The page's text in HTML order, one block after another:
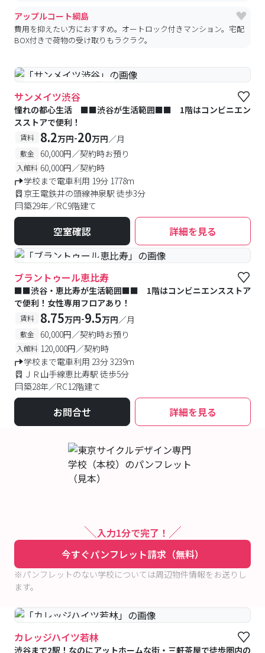
アップルコート綱島
費用を抑えたい方におすすめ。オートロック付きマンション。宅配
BOX付きで荷物の受け取りもラクラク。
#予約受付中 #空室待ち
サンメイツ渋谷
憧れの都心生活 ■■渋谷が生活範囲■■ 1階はコンビニエン
スストアで便利！
賃料 8.2万円-20万円／月
敷金 60,000円／契約時お預り
入館料 60,000円／契約時
学校まで電車利用 19分 1778m
京王電鉄井の頭線神泉駅 徒歩3分
築29年／RC9階建て
空室確認 詳細を見る
#女性優先フロアあり
ブラントゥール恵比寿
■■渋谷・恵比寿が生活範囲■■ 1階はコンビニエンスストア
で便利！女性専用フロアあり！
賃料 8.75万円-9.5万円／月
敷金 60,000円／契約時お預り
入館料 120,000円／契約時
学校まで電車利用 23分 3239m
ＪＲ山手線恵比寿駅 徒歩5分
築28年／RC12階建て
お問合せ 詳細を見る
入力1分で完了！
今すぐパンフレット請求（無料）
※パンフレットのない学校については周辺物件情報をお送りし
ます。
#予約受付中 #空室待ち
カレッジハイツ若林
渋谷まで2駅！なのにアットホームな街・三軒茶屋で徒歩圏内の